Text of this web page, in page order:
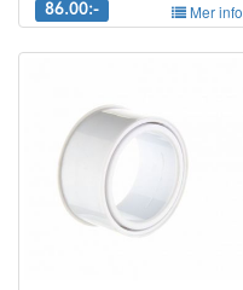
86.00:- Mer info